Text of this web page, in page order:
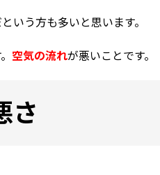
いう方も多いと思います。
空気の流れが悪いことです。
さ